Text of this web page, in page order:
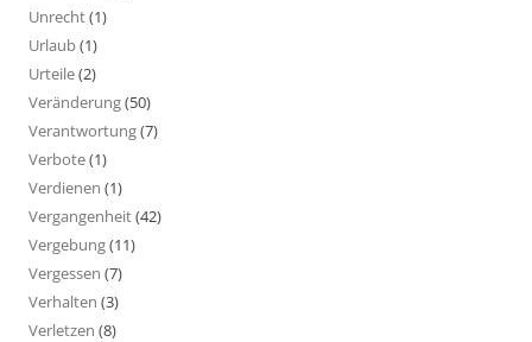
Unrecht(1)
Urlaub(1)
Urteile(2)
Veränderung(50)
Verantwortung(7)
Verbote(1)
Verdienen (1)
Vergangenheit(42)
Vergebung(11)
Vergessen (7)
Verhalten (3)
Verletzen (8)